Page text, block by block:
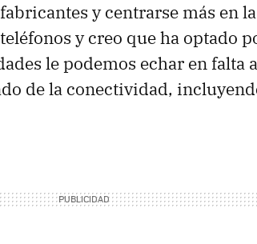
y centrarse más en
y creo que ha optado
le podemos echar en falta
de la conectividad,